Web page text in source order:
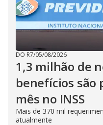
DO R7/05/08/2026
1,3 milhão de
benefícios são
mês no INSS
Mais de 370 mil
atualmente